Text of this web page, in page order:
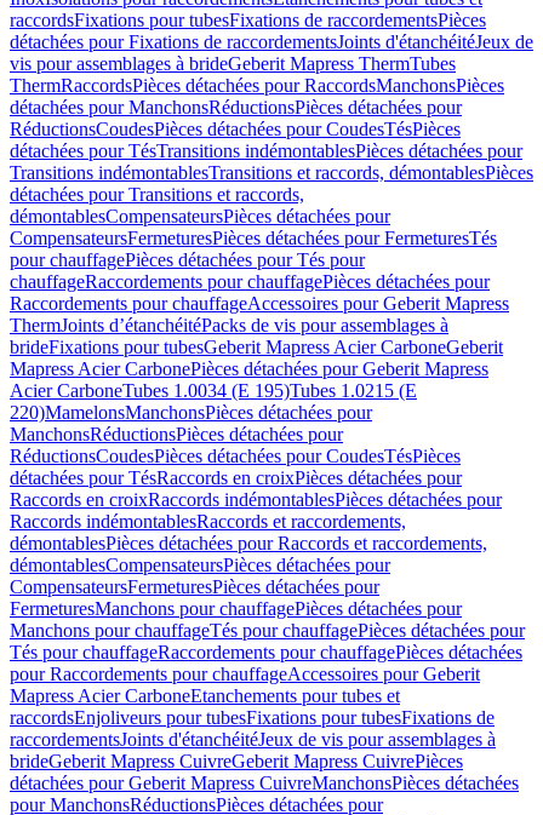
raccordsFixations pour tubesFixations de raccordementsPièces
détachées pour Fixations de raccordementsJoints d'étanchéitéJeux de
vis pour assemblages à brideGeberit Mapress ThermTubes
ThermRaccordsPièces détachées pour RaccordsManchonsPièces
détachées pour ManchonsRéductionsPièces détachées pour
RéductionsCoudesPièces détachées pour CoudesTésPièces
détachées pour TésTransitions indémontablesPièces détachées pour
Transitions indémontablesTransitions et raccords, démontablesPièces
détachées pour Transitions et raccords,
démontablesCompensateursPièces détachées pour
CompensateursFermeturesPièces détachées pour FermeturesTés
pour chauffagePièces détachées pour Tés pour
chauffageRaccordements pour chauffagePièces détachées pour
Raccordements pour chauffageAccessoires pour Geberit Mapress
ThermJoints d’étanchéitéPacks de vis pour assemblages à
brideFixations pour tubesGeberit Mapress Acier CarboneGeberit
Mapress Acier CarbonePièces détachées pour Geberit Mapress
Acier CarboneTubes 1.0034 (E 195)Tubes 1.0215 (E
220)MamelonsManchonsPièces détachées pour
ManchonsRéductionsPièces détachées pour
RéductionsCoudesPièces détachées pour CoudesTésPièces
détachées pour TésRaccords en croixPièces détachées pour
Raccords en croixRaccords indémontablesPièces détachées pour
Raccords indémontablesRaccords et raccordements,
démontablesPièces détachées pour Raccords et raccordements,
démontablesCompensateursPièces détachées pour
CompensateursFermeturesPièces détachées pour
FermeturesManchons pour chauffagePièces détachées pour
Manchons pour chauffageTés pour chauffagePièces détachées pour
Tés pour chauffageRaccordements pour chauffagePièces détachées
pour Raccordements pour chauffageAccessoires pour Geberit
Mapress Acier CarboneEtanchements pour tubes et
raccordsEnjoliveurs pour tubesFixations pour tubesFixations de
raccordementsJoints d'étanchéitéJeux de vis pour assemblages à
brideGeberit Mapress CuivreGeberit Mapress CuivrePièces
détachées pour Geberit Mapress CuivreManchonsPièces détachées
pour ManchonsRéductionsPièces détachées pour